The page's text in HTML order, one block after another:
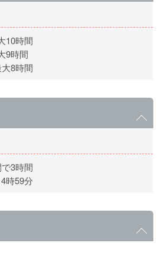
10時間
9時間
8時間
3時間
時59分